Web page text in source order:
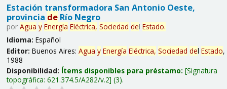
Estación transformadora San Antonio Oeste,
provincia deRío Negro
por Agua y Energía Eléctrica, Sociedad del Estado.
Idioma: Español
Editor: Buenos Aires: Agua y Energía Eléctrica, Sociedad del Estado,
1988
Disponibilidad: Ítems disponibles para préstamo: Signatura
topográfica: 621.374.5/A282/v.2 (3).